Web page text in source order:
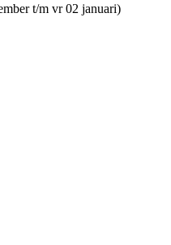
t/m vr 02 januari)